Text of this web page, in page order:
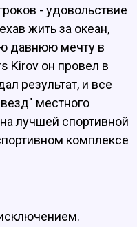
- удовольствие
жить за океан,
давнюю мечту в
Kirov он провел в
результат, и все
местного
лучшей спортивной
комплексе